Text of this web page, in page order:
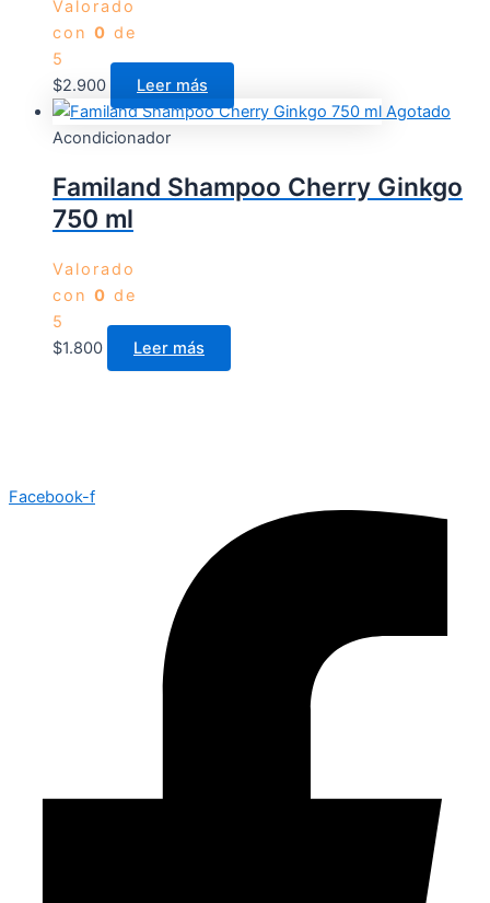
Valorado
con 0 de
5
$2.900
Leer más
Agotado
Acondicionador
Familand Shampoo Cherry Ginkgo
750 ml
Valorado
con 0 de
5
$1.800 Leer más
Facebook-f